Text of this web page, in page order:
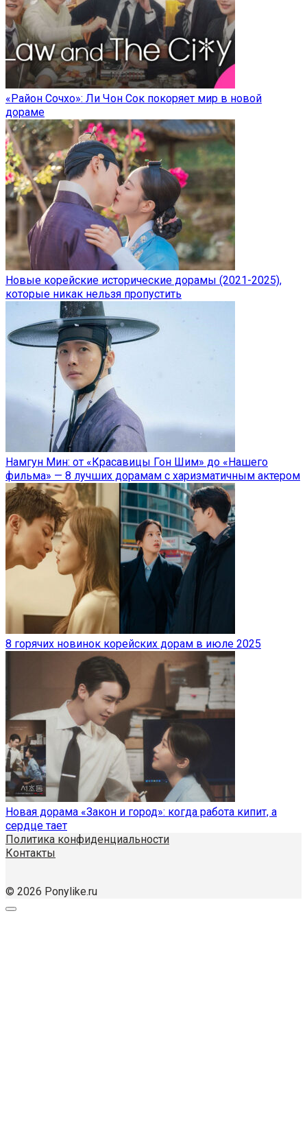
«Район Сочхо»: Ли Чон Сок покоряет мир в новой
дораме
Новые корейские исторические дорамы (2021-2025),
которые никак нельзя пропустить
Намгун Мин: от «Красавицы Гон Шим» до «Нашего
фильма» — 8 лучших дорамам с харизматичным актером
8 горячих новинок корейских дорам в июле 2025
Новая дорама «Закон и город»: когда работа кипит, а
сердце тает
Политика конфиденциальности
Контакты
© 2026 Ponylike.ru